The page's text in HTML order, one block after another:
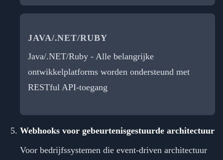
JAVA/.NET/RUBY
Java/.NET/Ruby - Alle belangrijke
ontwikkelplatforms worden ondersteund met
RESTful API-toegang
Webhooks voor gebeurtenisgestuurde architectuur
Voor bedrijfssystemen die event-driven architectuur